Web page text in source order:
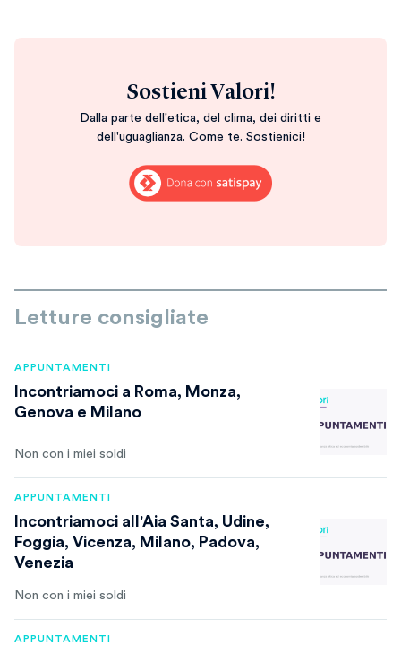
Sostieni Valori!
Dalla parte dell'etica, del clima, dei diritti e
dell'uguaglianza. Come te. Sostienici!
Letture consigliate
APPUNTAMENTI
Incontriamoci a Roma, Monza,
Genova e Milano
Non con i miei soldi
APPUNTAMENTI
Incontriamoci all'Aia Santa, Udine,
Foggia, Vicenza, Milano, Padova,
Venezia
Non con i miei soldi
APPUNTAMENTI